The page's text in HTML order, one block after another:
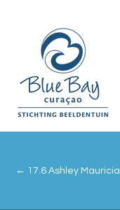
← 17.6 Ashley Mauricia